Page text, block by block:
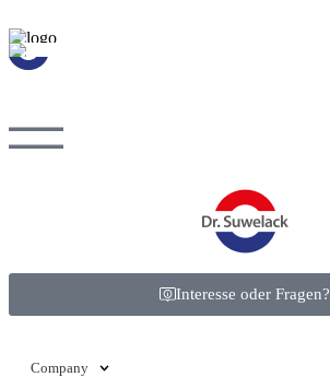
Interesse oder Fragen?
Company